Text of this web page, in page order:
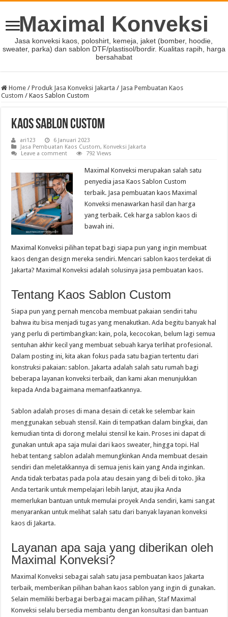
Maximal Konveksi
Jasa konveksi kaos, poloshirt, kemeja, jaket (bomber, hoodie,
sweater, parka) dan sablon DTF/plastisol/bordir. Kualitas rapih, harga
bersahabat
Home / Produk Jasa Konveksi Jakarta / Jasa Pembuatan Kaos
Custom / Kaos Sablon Custom
Kaos Sablon Custom
ari123
6 Januari 2023
Jasa Pembuatan Kaos Custom, Konveksi Jakarta
Leave a comment
792 Views
Maximal Konveksi merupakan salah satu
penyedia jasa Kaos Sablon Custom
terbaik. Jasa pembuatan kaos Maximal
Konveksi menawarkan hasil dan harga
yang terbaik. Cek harga sablon kaos di
bawah ini.
Maximal Konveksi pilihan tepat bagi siapa pun yang ingin membuat
kaos dengan design mereka sendiri. Mencari sablon kaos terdekat di
Jakarta? Maximal Konveksi adalah solusinya jasa pembuatan kaos.
Tentang Kaos Sablon Custom
Siapa pun yang pernah mencoba membuat pakaian sendiri tahu
bahwa itu bisa menjadi tugas yang menakutkan. Ada begitu banyak hal
yang perlu di pertimbangkan: kain, pola, kecocokan, belum lagi semua
sentuhan akhir kecil yang membuat sebuah karya terlihat profesional.
Dalam posting ini, kita akan fokus pada satu bagian tertentu dari
konstruksi pakaian: sablon. Jakarta adalah salah satu rumah bagi
beberapa layanan konveksi terbaik, dan kami akan menunjukkan
kepada Anda bagaimana memanfaatkannya.
Sablon adalah proses di mana desain di cetak ke selembar kain
menggunakan sebuah stensil. Kain di tempatkan dalam bingkai, dan
kemudian tinta di dorong melalui stensil ke kain. Proses ini dapat di
gunakan untuk apa saja mulai dari kaos sweater, hingga topi. Hal
hebat tentang sablon adalah memungkinkan Anda membuat desain
sendiri dan meletakkannya di semua jenis kain yang Anda inginkan.
Anda tidak terbatas pada pola atau desain yang di beli di toko. Jika
Anda tertarik untuk mempelajari lebih lanjut, atau jika Anda
memerlukan bantuan untuk memulai proyek Anda sendiri, kami sangat
menyarankan untuk melihat salah satu dari banyak layanan konveksi
kaos di Jakarta.
Layanan apa saja yang diberikan oleh
Maximal Konveksi?
Maximal Konveksi sebagai salah satu jasa pembuatan kaos Jakarta
terbaik, memberikan pilihan bahan kaos sablon yang ingin di gunakan.
Selain memiliki berbagai berbagai macam pilihan, Staf Maximal
Konveksi selalu bersedia membantu dengan konsultasi dan bantuan